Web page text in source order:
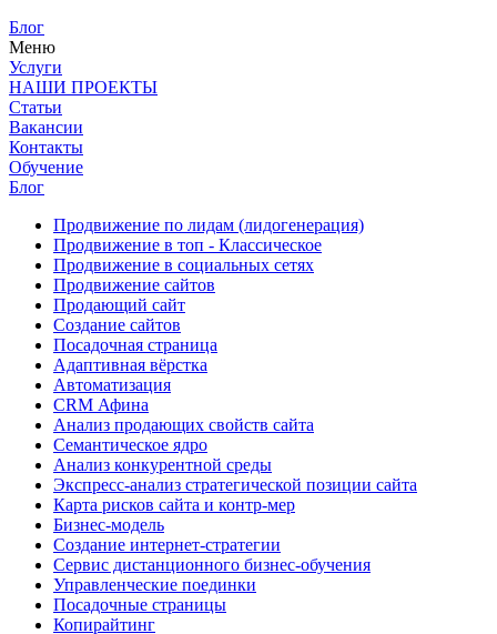
Блог
Меню
Услуги
НАШИ ПРОЕКТЫ
Статьи
Вакансии
Контакты
Обучение
Блог
Продвижение по лидам (лидогенерация)
Продвижение в топ - Классическое
Продвижение в социальных сетях
Продвижение сайтов
Продающий сайт
Создание сайтов
Посадочная страница
Адаптивная вёрстка
Автоматизация
CRM Афина
Анализ продающих свойств сайта
Семантическое ядро
Анализ конкурентной среды
Экспресс-анализ стратегической позиции сайта
Карта рисков сайта и контр-мер
Бизнес-модель
Создание интернет-стратегии
Сервис дистанционного бизнес-обучения
Управленческие поединки
Посадочные страницы
Копирайтинг